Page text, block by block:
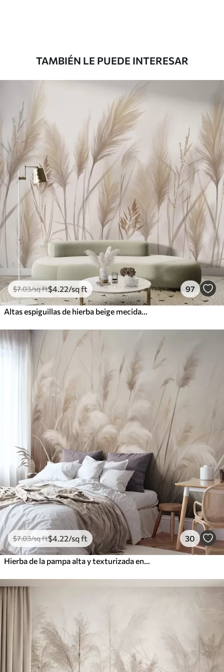
Peel and Stick
12.77$7.66/sq ft
TAMBIÉN LE PUEDE INTERESAR
$7.03/sq ft$4 .22/sq ft 97
$7.03/sq ft$4 .22/sq ft 30